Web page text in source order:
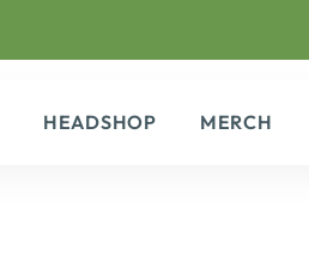
HEADSHOP
MERCH